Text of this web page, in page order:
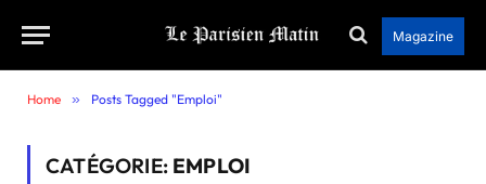
Magazine
Home » Posts Tagged "Emploi"
CATÉGORIE: EMPLOI